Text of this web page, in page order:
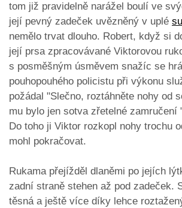
tom již pravidelně narážel boulí ve
její pevný zadeček uvězněný v uplé
nemělo trvat dlouho. Robert, když si
její prsa zpracovávané Viktorovou
s posměšným úsměvem snažíc se
pouhopouhého policistu při výkonu
požádal "Slečno, roztáhněte nohy od
mu bylo jen sotva zřetelné zamručení
Do toho ji Viktor rozkopl nohy trochu
mohl pokračovat.
Rukama přejížděl dlaněmi po jejích
zadní straně stehen až pod zadeček.
těsná a ještě více díky lehce